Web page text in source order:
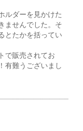
ルダーを見かけた
ませんでした。そ
とたかを括ってい
で販売されてお
有難うございまし